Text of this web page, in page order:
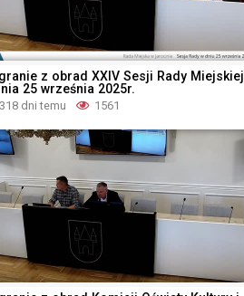
z obrad XXIV Sesji Rady Miejskiej
25 września 2025r.
318 dni temu 1561